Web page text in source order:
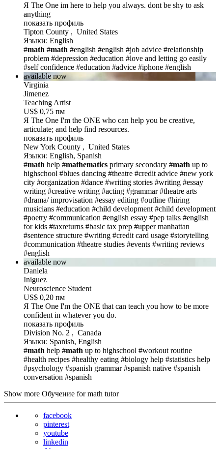
Я The One im here to help you always. dont be shy to ask
anything
показать профиль
Tipton County , United States
Языки: English
#math #math #english #english #job advice #relationship
problem #depression #education #love and letting go easily
#self confidence #education #advice #iphone #english
available now
Virginia
Jimenez
Teaching Artist
US$ 0,75 пм
Я The One I'm the ONE who can help you be creative,
articulate; and help find resources.
показать профиль
New York County , United States
Языки: English, Spanish
#math help #mathematics primary secondary #math up to
highschool #blues dancing #theatre #credit advice #new york
city #organization #dance #writing stories #writing #essay
writing #creative writing #acting #grammar #theatre arts
#drama/ improvisation #essay editing #outline #hiring
musicians #education #child development #child development
#poetry #communication #english essay #pep talks #english
for kids #taxreturns #basic tax prep #upper manhattan
#sentence structure #writing #credit card usage #storytelling
#communication #theatre studies #events #writing reviews
#english
available now
Daniela
Iniguez
Neuroscience Student
US$ 0,20 пм
Я The One I'm the ONE that can teach you how to be more
confident in whatever you do.
показать профиль
Division No. 2 , Canada
Языки: Spanish, English
#math help #math up to highschool #workout routine
#health recipes #healthy eating #biology help #statistics help
#psychology #spanish grammar #spanish native #spanish
conversation #spanish
Show more Обучение for math tutor
facebook
pinterest
youtube
linkedin